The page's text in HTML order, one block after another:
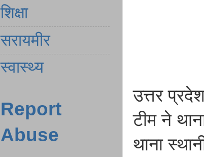
उत्तर
टीम ने
थाना
शिक्षा
सरायमीर
स्वास्थ्य
Report
Abuse